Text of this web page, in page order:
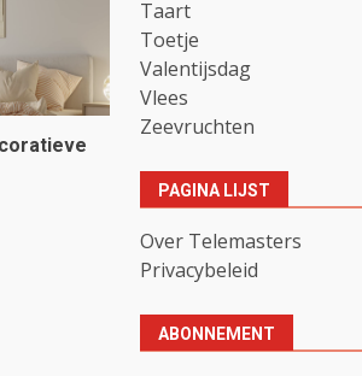
Taart
Toetje
Valentijsdag
Vlees
Zeevruchten
PAGINA LIJST
Over Telemasters
Privacybeleid
ABONNEMENT